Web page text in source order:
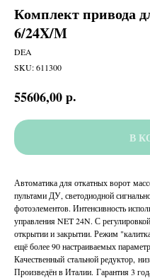
Комплект привода
6/24X/M
DEA
SKU:611300
55606,00р.
В
Автоматика для откатных ворот
пультами ДУ, светодиодной
фотоэлементов. Интенсивность
управления NET 24N. С
открытии и закрытии. Режим
ещё более 90 настраиваемых
Качественный стальной редуктор,
Произведён в Италии. Гарантия 3